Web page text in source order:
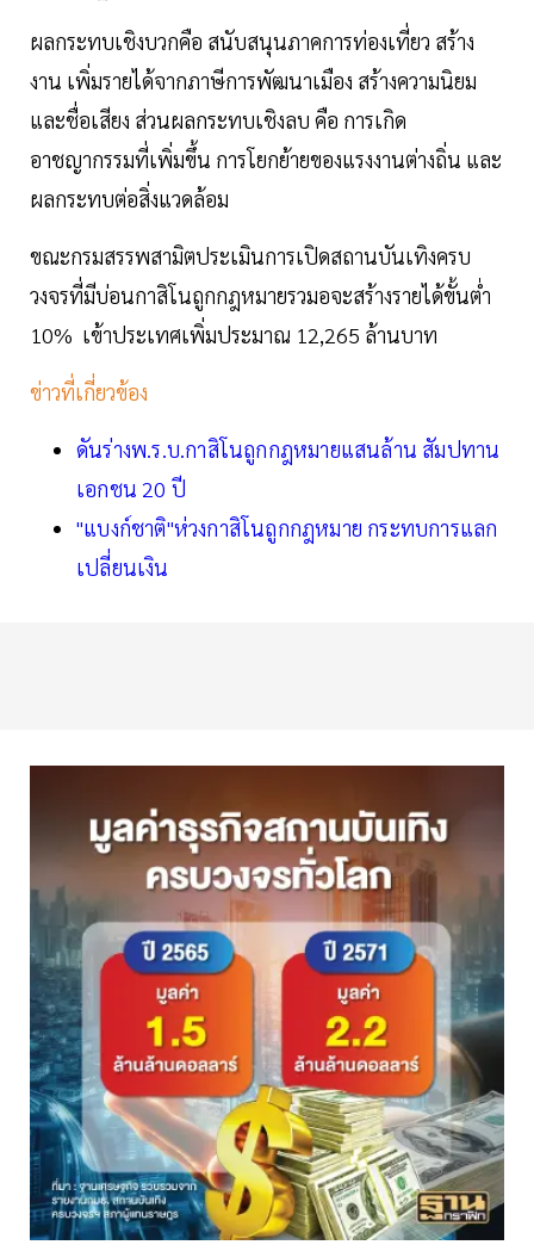
ผลกระทบเชิงบวกคือ สนับสนุนภาคการท่องเที่ยว สร้าง
งาน เพิ่มรายได้จากภาษีการพัฒนาเมือง สร้างความนิยม
และชื่อเสียง ส่วนผลกระทบเชิงลบ คือ การเกิด
อาชญากรรมที่เพิ่มขึ้น การโยกย้ายของแรงงานต่างถิ่น และ
ผลกระทบต่อสิ่งแวดล้อม
ขณะกรมสรรพสามิตประเมินการเปิดสถานบันเทิงครบ
วงจรที่มีบ่อนกาสิโนถูกกฎหมายรวมอจะสร้างรายได้ขั้นต่ำ
10% เข้าประเทศเพิ่มประมาณ 12,265 ล้านบาท
ข่าวที่เกี่ยวข้อง
ดันร่างพ.ร.บ.กาสิโนถูกกฎหมายแสนล้าน สัมปทาน
เอกชน 20 ปี
"แบงก์ชาติ"ห่วงกาสิโนถูกกฎหมาย กระทบการแลก
เปลี่ยนเงิน